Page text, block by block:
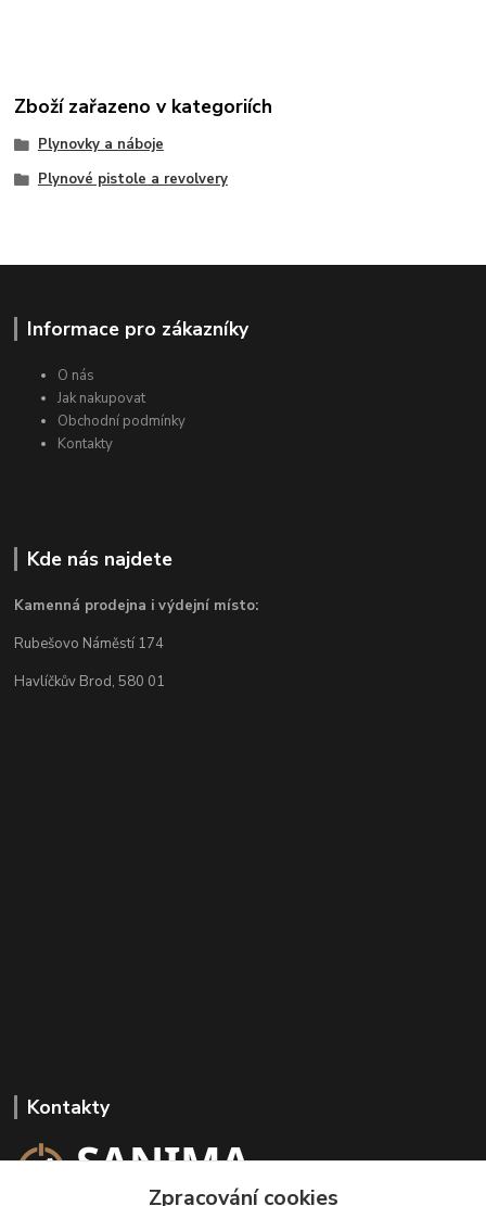
Zboží zařazeno v kategoriích
Plynovky a náboje
Plynové pistole a revolvery
Informace pro zákazníky
O nás
Jak nakupovat
Obchodní podmínky
Kontakty
Kde nás najdete
Kamenná prodejna i výdejní místo:
Rubešovo Náměstí 174
Havlíčkův Brod, 580 01
Kontakty
Zpracování cookies